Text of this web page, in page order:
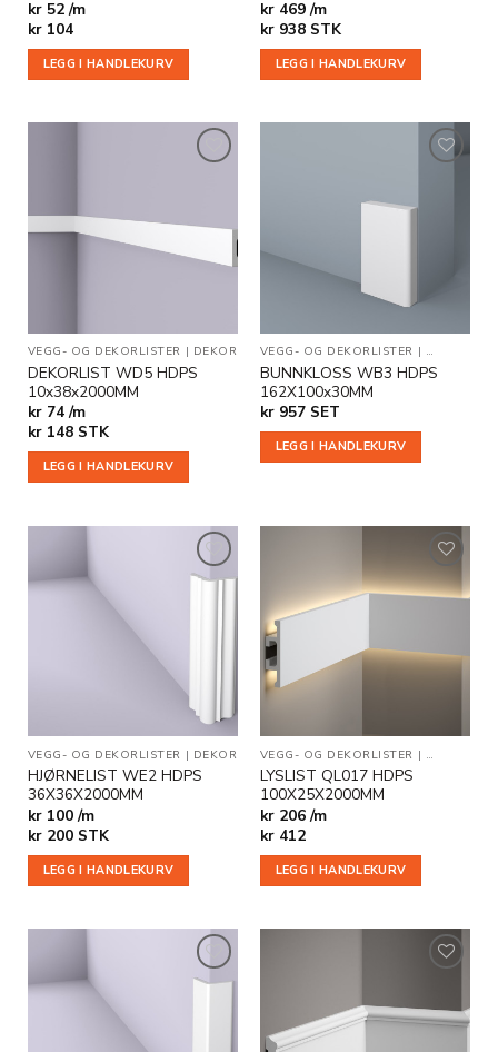
kr 52 /m
kr104
LEGG I HANDLEKURV
kr 469 /m
kr938 STK
LEGG I HANDLEKURV
ønskeliste
VEGG- OG DEKORLISTER | DEKOR
DEKORLIST WD5 HDPS
10x38x2000MM
kr 74 /m
kr148 STK
LEGG I HANDLEKURV
VEGG- OG DEKORLISTER |
BUNNKLOSS WB3 HDPS
162X100x30MM
kr957 SET
LEGG I HANDLEKURV
ønskeliste
VEGG- OG DEKORLISTER | DEKOR
HJØRNELIST WE2 HDPS
36X36X2000MM
kr 100 /m
kr200 STK
LEGG I HANDLEKURV
Legg til
VEGG- OG DEKORLISTER | DEKOR
LYSLIST QL017 HDPS
100X25X2000MM
kr 206 /m
kr412
LEGG I HANDLEKURV
Legg til
i